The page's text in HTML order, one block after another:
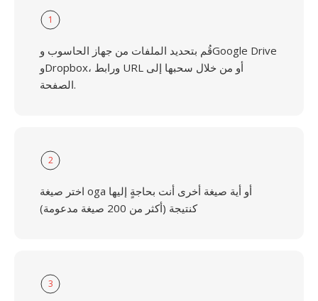
1
قُم بتحديد الملفات من جهاز الحاسوب وGoogle Drive
وDropbox، ورابط URL أو من خلال سحبها إلى
الصفحة.
2
اختر صيغة oga أو أية صيغة أخرى أنت بحاجةٍ إليها
كنتيجة (أكثر من 200 صيغة مدعومة)
3